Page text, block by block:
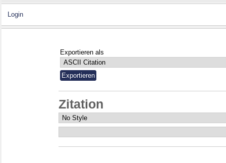
Login
Exportieren als
Zitation